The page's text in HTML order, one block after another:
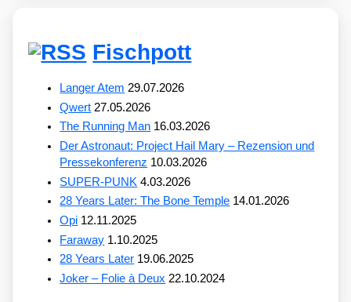
Fischpott
Langer Atem 29.07.2026
Qwert 27.05.2026
The Running Man 16.03.2026
Der Astronaut: Project Hail Mary – Rezension und
Pressekonferenz 10.03.2026
SUPER-PUNK 4.03.2026
28 Years Later: The Bone Temple 14.01.2026
Opi 12.11.2025
Faraway 1.10.2025
28 Years Later 19.06.2025
Joker – Folie à Deux 22.10.2024